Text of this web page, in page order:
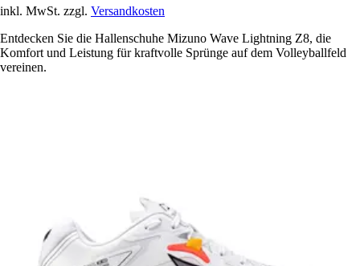
inkl. MwSt. zzgl. Versandkosten
Entdecken Sie die Hallenschuhe Mizuno Wave Lightning Z8, die
Komfort und Leistung für kraftvolle Sprünge auf dem Volleyballfeld
vereinen.